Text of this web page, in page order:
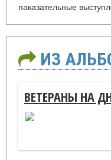
паказательные
ИЗ
ВЕТЕРАНЫ НА